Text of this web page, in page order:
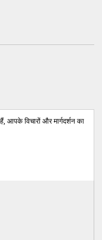
आपके विचारों और मार्गदर्शन का